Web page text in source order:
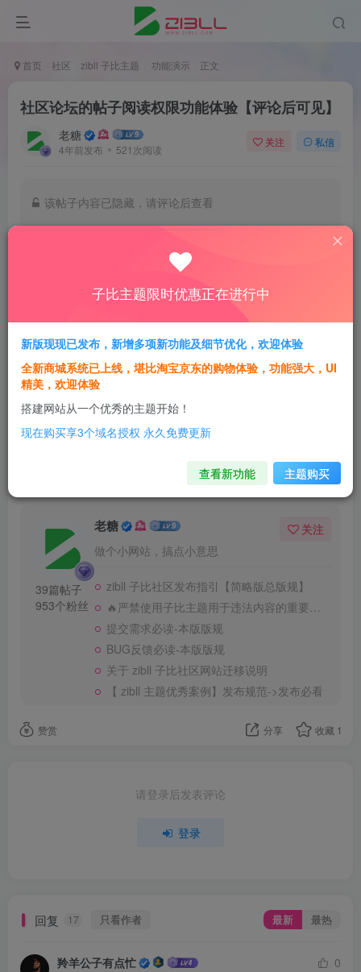
首页 社区 zibll 子比主题 功能演示 正文
社区论坛的帖子阅读权限功能体验【评论后可见】
老糖
4年前发布 521次阅读
关注 私信
该帖子内容已隐藏，请评论后查看
zibll
2人已评分
39篇帖子
953个粉丝
老糖
做个小网站，搞点小意思
关注
zibll 子比社区发布指引【简略版总版规】
🔥严禁使用子比主题用于违法内容的重要提醒
提交需求必读-本版版规
BUG反馈必读-本版版规
关于 zibll 子比社区网站迁移说明
【 zibll 主题优秀案例】发布规范->发布必看
赞赏 分享 收藏 1
请登录后发表评论
登录
回复 17 只看作者 最新 最热
羚羊公子有点忙
0
子比主题限时优惠正在进行中
新版现现已发布，新增多项新功能及细节优化，欢迎体验
全新商城系统已上线，堪比淘宝京东的购物体验，功能强大，UI
精美，欢迎体验
搭建网站从一个优秀的主题开始！
现在购买享3个域名授权 永久免费更新
查看新功能 主题购买